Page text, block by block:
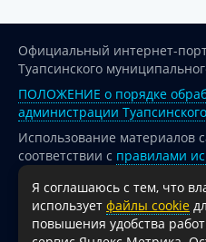
Официальный интернет-
Туапсинского
ПОЛОЖЕНИЕ о порядке
администрации
Использование материалов
соответствии с правилами
опубликованных на сайте
При перепечатке и
на источник обязательна.
Я соглашаюсь с тем, что
использует файлы cookie
повышения удобства